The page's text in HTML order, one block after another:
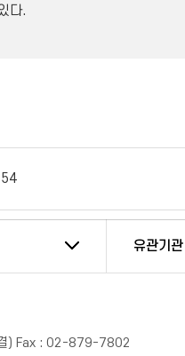
다.
유관기관
) Fax : 02-879-7802